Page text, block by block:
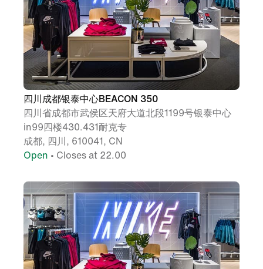
四川成都银泰中心BEACON 350
四川省成都市武侯区天府大道北段1199号银泰中心
in99四楼430.431耐克专
成都, 四川, 610041, CN
Open • Closes at 22.00